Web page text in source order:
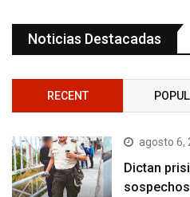
Noticias Destacadas
RECENT
agosto 6,
Dictan